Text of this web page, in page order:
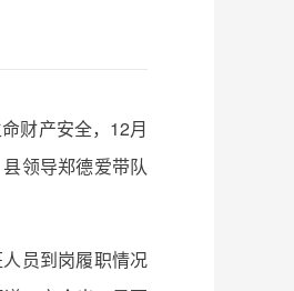
财产安全，12月
领导郑德爱带队
员到岗履职情况